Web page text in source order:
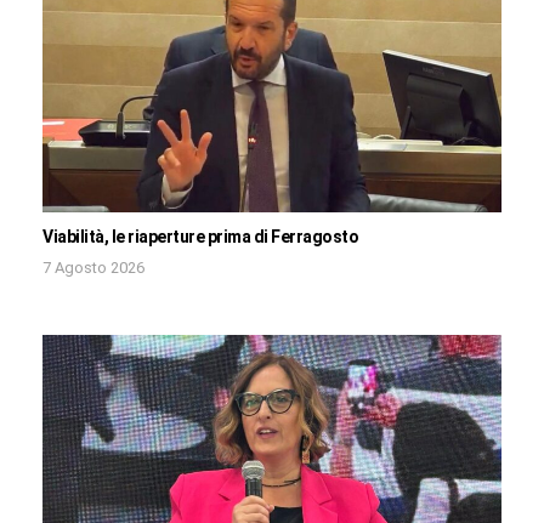
Viabilità, le riaperture prima di Ferragosto
7 Agosto 2026